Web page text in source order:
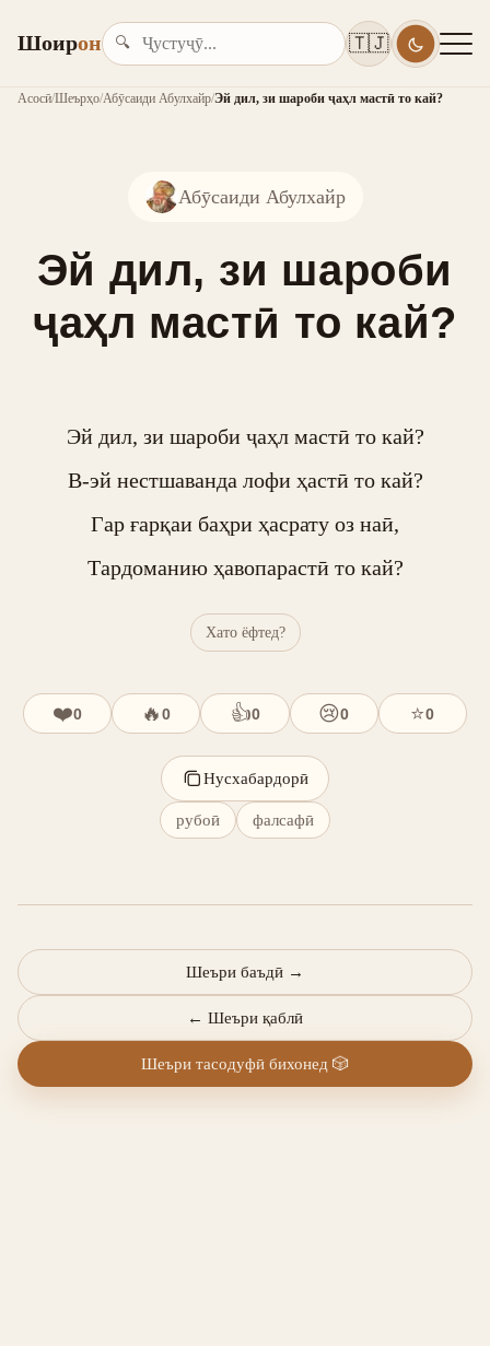
Шоирон 🔍 🇹🇯
Асосӣ/Шеърҳо/Абӯсаиди Абулхайр/Эй дил, зи шароби ҷаҳл мастӣ то кай?
Абӯсаиди Абулхайр
Эй дил, зи шароби
ҷаҳл мастӣ то кай?
Эй дил, зи шароби ҷаҳл мастӣ то кай?
В-эй нестшаванда лофи ҳастӣ то кай?
Гар ғарқаи баҳри ҳасрату оз наӣ,
Тардоманию ҳавопарастӣ то кай?
Хато ёфтед?
❤️0 🔥0 👍0 😢0 ⭐0
Нусхабардорӣ
рубоӣ фалсафӣ
← Шеъри қаблӣ
Шеъри баъдӣ →
Шеъри тасодуфӣ бихонед 🎲